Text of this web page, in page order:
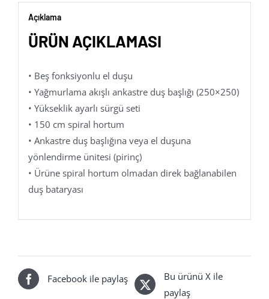
Açıklama
ÜRÜN AÇIKLAMASI
• Beş fonksiyonlu el duşu
• Yağmurlama akışlı ankastre duş başlığı (250×250)
• Yükseklik ayarlı sürgü seti
• 150 cm spiral hortum
• Ankastre duş başlığına veya el duşuna
yönlendirme ünitesi (pirinç)
• Ürüne spiral hortum olmadan direk bağlanabilen
duş bataryası
Facebook ile paylaş
Bu ürünü X ile
paylaş